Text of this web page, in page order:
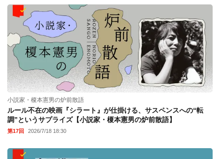
小説家・榎本憲男の炉前散語
ルール不在の映画『シラート』が仕掛ける、サスペンスへの“転
調”というサプライズ【小説家・榎本憲男の炉前散語】
第17回 2026/7/18 18:30